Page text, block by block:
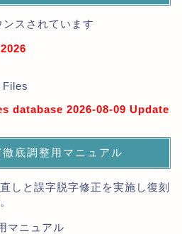
スされています
database 2026-08-09 Update
底調整用マニュアル
しと誤字脱字修正を実施し復刻
マニュアル